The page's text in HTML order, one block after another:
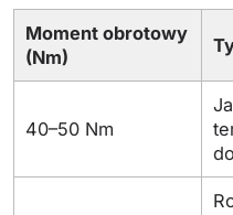
Moment obrotowy
(Nm)
40–50 Nm